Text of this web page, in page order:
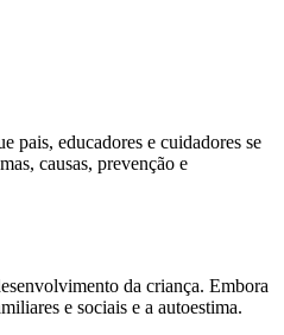
pais, educadores e cuidadores se
causas, prevenção e
da criança. Embora
e sociais e a autoestima.